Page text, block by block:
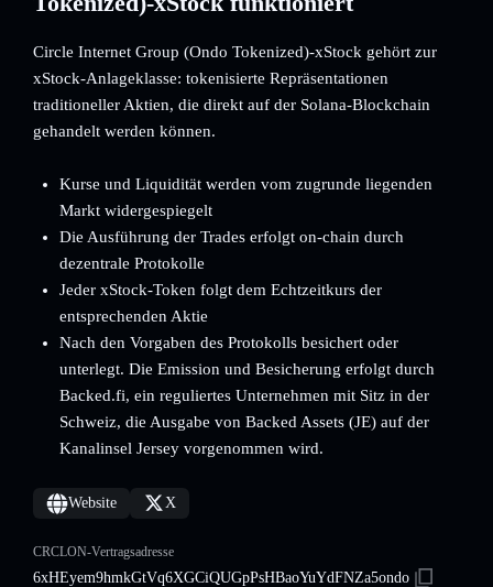
Circle Internet Group (Ondo Tokenized)-xStock gehört zur
xStock-Anlageklasse: tokenisierte Repräsentationen
traditioneller Aktien, die direkt auf der Solana-Blockchain
gehandelt werden können.
Kurse und Liquidität werden vom zugrunde liegenden
Markt widergespiegelt
Die Ausführung der Trades erfolgt on-chain durch
dezentrale Protokolle
Jeder xStock-Token folgt dem Echtzeitkurs der
entsprechenden Aktie
Nach den Vorgaben des Protokolls besichert oder
unterlegt. Die Emission und Besicherung erfolgt durch
Backed.fi, ein reguliertes Unternehmen mit Sitz in der
Schweiz, die Ausgabe von Backed Assets (JE) auf der
Kanalinsel Jersey vorgenommen wird.
Website X
CRCLON-Vertragsadresse
6xHEyem9hmkGtVq6XGCiQUGpPsHBaoYuYdFNZa5ondo